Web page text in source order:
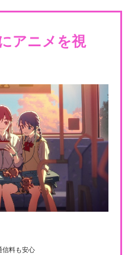
アニメを視
信料も安心